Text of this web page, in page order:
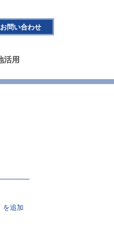
お問い合わせ
活用
を追加